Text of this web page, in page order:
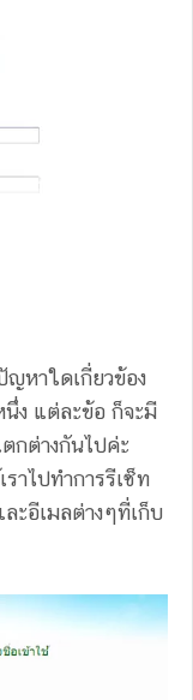
หาใดเกี่ยวข้อง
นึ่ง แต่ละข้อ ก็จะมี
กต่างกันไปค่ะ
าไปทำการรีเซ็ท
ะอีเมลต่างๆที่เก็บ